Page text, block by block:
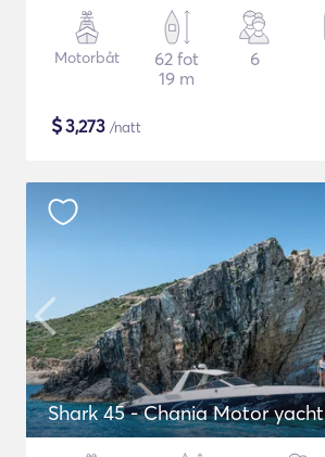
Motorbåt
62 fot
19 m
6
$3,273 /natt
Shark 45 - Chania Motor yacht